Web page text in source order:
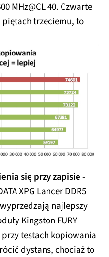
MHz@CL 40. Czwarte
trzeciemu, to
się przy zapisie-
XPG Lancer DDR5
najlepszy
Kingston FURY
przy testach kopiowania
dystans, chociaż to